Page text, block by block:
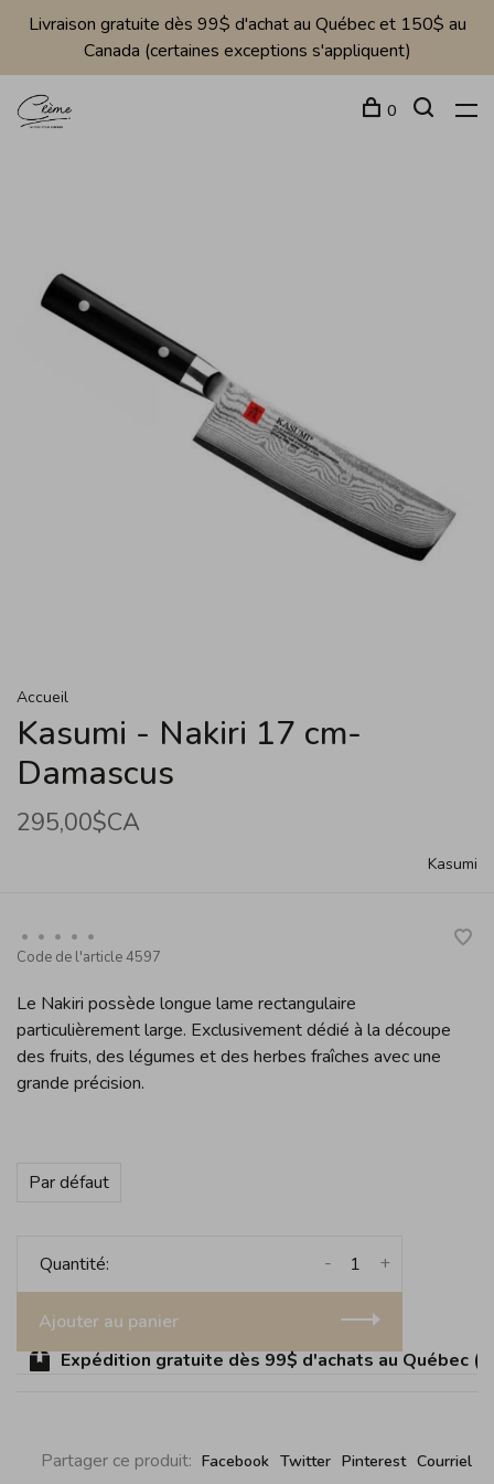
Livraison gratuite dès 99$ d'achat au Québec et 150$ au
Canada (certaines exceptions s'appliquent)
0
Accueil
Kasumi - Nakiri 17 cm-
Damascus
295,00$CA
Kasumi
• • • • •
Code de l'article4597
Le Nakiri possède longue lame rectangulaire
particulièrement large. Exclusivement dédié à la découpe
des fruits, des légumes et des herbes fraîches avec une
grande précision.
Par défaut
Quantité: +
-
Ajouter au panier
Expédition gratuite dès 99$ d'achats au Québec
Partager ce produit: Facebook Twitter Pinterest Courriel